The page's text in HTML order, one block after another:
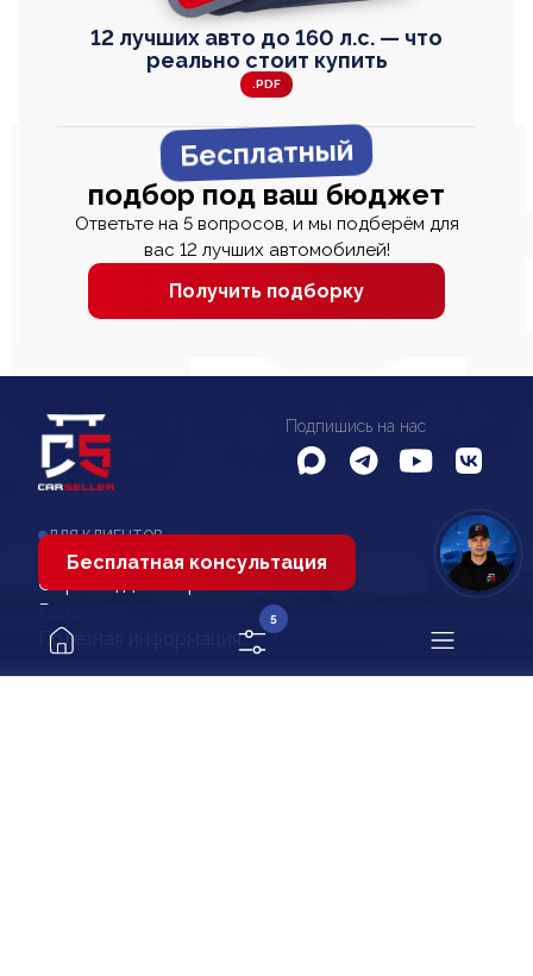
12 лучших авто до 160 л.с. — что
реально стоит купить
.PDF
Бесплатный
подбор под ваш бюджет
Ответьте на 5 вопросов, и мы подберём для
вас 12 лучших автомобилей!
Получить подборку
Подпишись на нас
ДЛЯ КЛИЕНТОВ
Как заказать авто
Образец договора
Гарантии
Полезная информация
5
Бесплатная консультация